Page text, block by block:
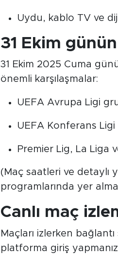
Uydu, kablo TV ve
31 Ekim
31 Ekim 2025 Cuma
önemli karşılaşmalar:
UEFA Avrupa Ligi
UEFA Konferans Ligi
Premier Lig, La Liga
(Maç saatleri ve detaylı
programlarında yer
Canlı maç
Maçları izlerken
platforma giriş yapmanız